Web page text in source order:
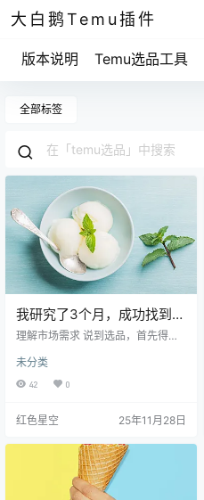
大白鹅Temu插件
版本说明 Temu选品工具
全部标签
我研究了3个月，成功找到
Temu选品的隐藏秘诀
理解市场需求 说到选品，首先得明
市，总能看到那些热销的商品，它
们不只是因为包装吸引人，更多的
什么呢？”我跟你讲，有个法子。 去
看最近什么产品热度高，有些工具
能帮你分析这些数据，比如Google
Trends。像我之前在分析某个潮流
品牌的选品时，通过Google Trends
未分类
42 0
红色星空 25年11月28日